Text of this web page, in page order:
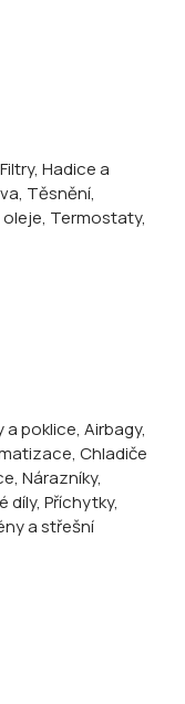
, Hadice a
, Těsnění,
oleje, Termostaty,
a poklice, Airbagy,
, Chladiče
, Nárazníky,
díly, Příchytky,
a střešní